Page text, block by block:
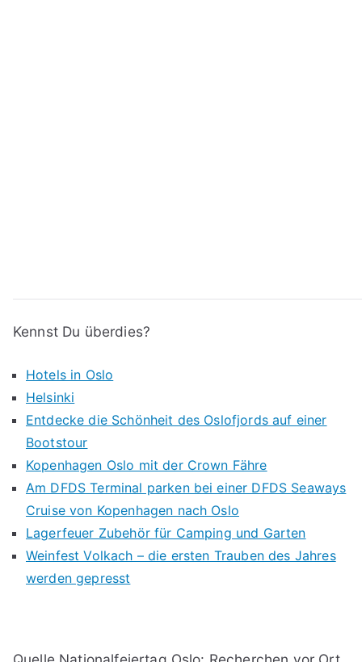
Kennst Du überdies?
Hotels in Oslo
Helsinki
Entdecke die Schönheit des Oslofjords auf einer
Bootstour
Kopenhagen Oslo mit der Crown Fähre
Am DFDS Terminal parken bei einer DFDS Seaways
Cruise von Kopenhagen nach Oslo
Lagerfeuer Zubehör für Camping und Garten
Weinfest Volkach – die ersten Trauben des Jahres
werden gepresst